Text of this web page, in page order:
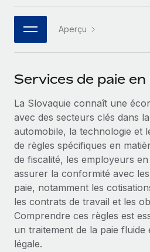
Connecter
Nouveau
Connectez n'importe quel outil
notre MCP
Intégrations
SERVICES
Demandez aux experts
Recevez des conseils
l’international et la conformité
Contrôles d’antécédents
Simplifiez vos processus de
candidats
Entreprise
Les RH à l’international pour
Partenaires stratégiques
Devenir partenaire
Explorez avec nous vos
Remote Build
Conseil en intégrations et
ÉTUDES DE CAS
Checklists et modèles
Descriptions de postes
Salle de presse
Données sur les salaires et
Centre de ressources
Obtenir de l’aide
Voir toutes les ressources
BLOG
日本語
한국어
Aperçu
Services de paie
La Slovaquie connaît une
avec des secteurs clés dans
automobile, la technologie et
de règles spécifiques en
de fiscalité, les employeurs
assurer la conformité avec
paie, notamment les
les contrats de travail et les
Comprendre ces règles est
un traitement de la paie
légale.